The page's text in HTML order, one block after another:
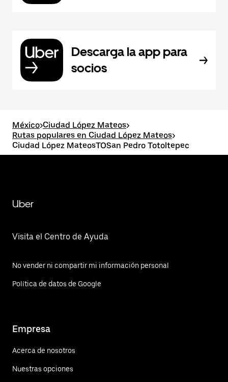
Descarga la app para
socios
México>Ciudad López Mateos>
Rutas populares en Ciudad López Mateos>
Ciudad López MateosTOSan Pedro Totoltepec
Uber
Visita el Centro de Ayuda
No vender ni compartir mi información personal
Política de datos de Google
Empresa
Acerca de nosotros
Nuestras opciones